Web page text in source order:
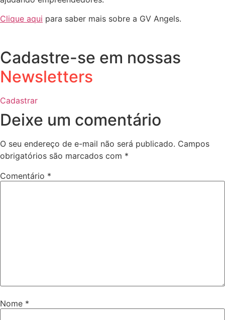
Clique aqui para saber mais sobre a GV Angels.
Cadastre-se em nossas
Newsletters
Cadastrar
Deixe um comentário
O seu endereço de e-mail não será publicado. Campos
obrigatórios são marcados com *
Comentário *
Nome *